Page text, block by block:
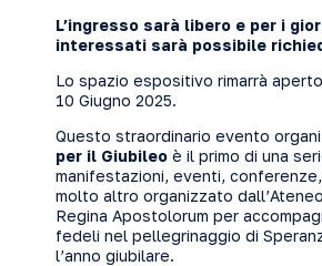
L’ingresso sarà libero e per i
interessati sarà possibile
Lo spazio espositivo rimarrà
10 Giugno 2025.
Questo straordinario evento
per il Giubileo è il primo di una
manifestazioni, eventi,
molto altro organizzato
Regina Apostolorum per
fedeli nel pellegrinaggio di
l’anno giubilare.